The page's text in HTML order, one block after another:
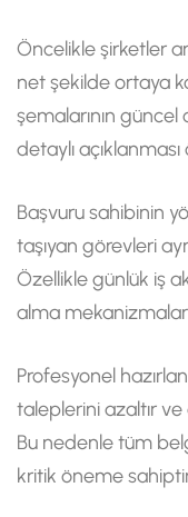
Öncelikle şirketler
net şekilde ortaya
şemalarının güncel
detaylı
Başvuru sahibinin
taşıyan görevleri
Özellikle günlük iş
alma
Profesyonel
taleplerini azaltır ve
Bu nedenle tüm
kritik öneme